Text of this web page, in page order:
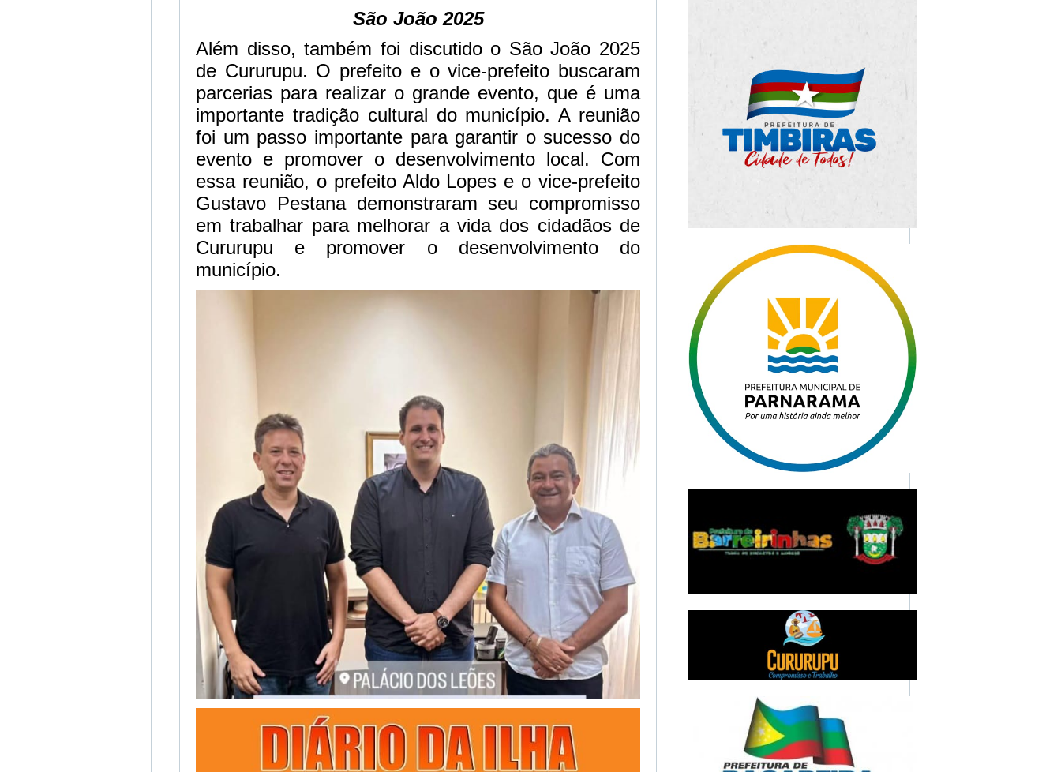
São João 2025
Além disso, também foi discutido o São João 2025
de Cururupu. O prefeito e o vice-prefeito buscaram
parcerias para realizar o grande evento, que é uma
importante tradição cultural do município. A reunião
foi um passo importante para garantir o sucesso do
evento e promover o desenvolvimento local. Com
essa reunião, o prefeito Aldo Lopes e o vice-prefeito
Gustavo Pestana demonstraram seu compromisso
em trabalhar para melhorar a vida dos cidadãos de
Cururupu e promover o desenvolvimento do
município.